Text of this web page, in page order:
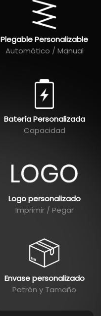
Plegable Personalizable
Automático / Manual
Batería Personalizada
Capacidad
Logo personalizado
Imprimir / Pegar
Envase personalizado
Patrón y Tamaño